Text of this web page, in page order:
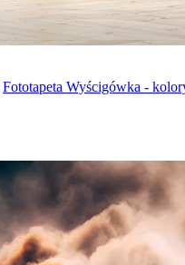
Fototapeta Wyścigówka -